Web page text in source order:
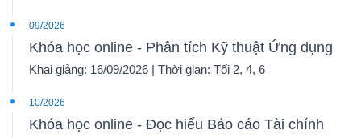
09/2026
Khóa học online - Phân tích Kỹ thuật Ứng dụng
Khai giảng: 16/09/2026 | Thời gian: Tối 2, 4, 6
10/2026
Khóa học online - Đọc hiểu Báo cáo Tài chính